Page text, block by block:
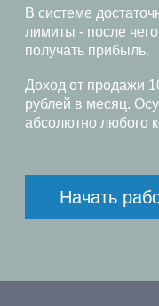
В системе
лимиты - после
получать прибыль.
Доход от продажи
рублей в месяц.
абсолютно любого
Начать